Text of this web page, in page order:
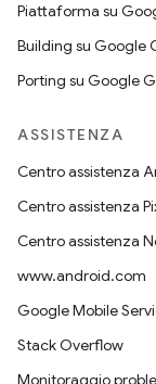
Piattaforma su
Building su Google
Porting su Google
ASSISTENZA
Centro assistenza
Centro assistenza
Centro assistenza
www.android.com
Google Mobile
Stack Overflow
Monitoraggio